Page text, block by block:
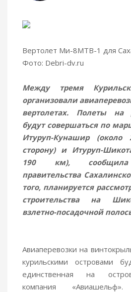
Вертолет Ми-8МТВ-1 для
Фото: Debri-dv.ru
Между тремя
организовали
вертолетах. Полеты
будут совершаться по
Итуруп-Кунашир
сторону) и Итуруп-
190 км), сообщила
правительства
того, планируется
строительства на
взлетно-посадочной
Авиаперевозки на
курильскими островами
единственная на
компания